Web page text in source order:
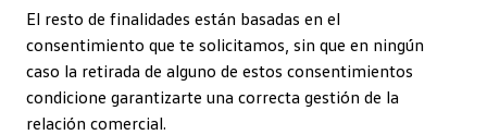
El resto de finalidades están basadas en el
consentimiento que te solicitamos, sin que en ningún
caso la retirada de alguno de estos consentimientos
condicione garantizarte una correcta gestión de la
relación comercial.